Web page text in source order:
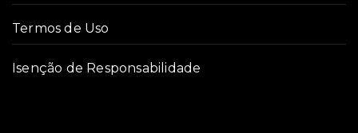
Termos de Uso
Isenção de Responsabilidade